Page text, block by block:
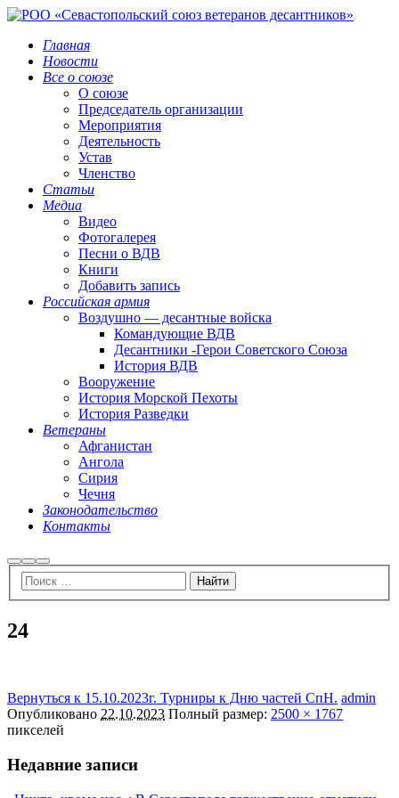
Главная
Новости
Все о союзе
О союзе
Председатель организации
Мероприятия
Деятельность
Устав
Членство
Статьи
Медиа
Видео
Фотогалерея
Песни о ВДВ
Книги
Добавить запись
Российская армия
Воздушно — десантные войска
Командующие ВДВ
Десантники -Герои Советского Союза
История ВДВ
Вооружение
История Морской Пехоты
История Разведки
Ветераны
Афганистан
Ангола
Сирия
Чечня
Законодательство
Контакты
НайтиБольше
информации
Главное
меню
24
Вернуться к 15.10.2023г. Турниры к Дню частей СпН. admin
Опубликовано 22.10.2023 Полный размер: 2500 × 1767
пикселей
Недавние записи